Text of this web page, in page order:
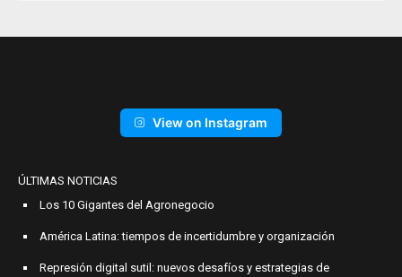
View on Instagram
ÚLTIMAS NOTICIAS
Los 10 Gigantes del Agronegocio
América Latina: tiempos de incertidumbre y organización
Represión digital sutil: nuevos desafíos y estrategias de